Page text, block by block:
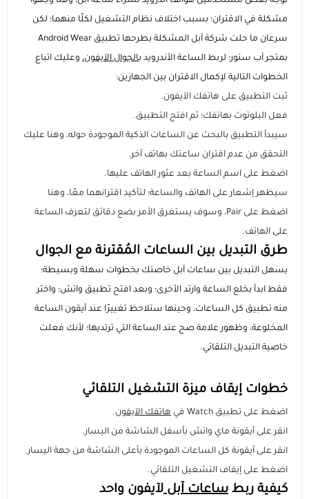
مشكلة في الاقتران؛ بسبب اختلاف نظام التشغيل لكلًا منهما؛ لكن
سرعان ما حلت شركة آبل المشكلة بطرحها تطبيق Android Wear
بمتجر آب ستور؛ لربط الساعة الأندرويدبالجوال الآيفون،وعليك اتباع
الخطوات التالية لإكمال الاقتران بين الجهازين:
ثبت التطبيق على هاتفك الآيفون.
فعل البلوتوث بهاتفك؛ ثم افتح التطبيق.
سيبدأ التطبيق بالبحث عن الساعات الذكية الموجودة حوله، وهنا عليك
التحقق من عدم اقتران ساعتك بهاتف آخر.
اضغط على اسم الساعة بعد عثور الهاتف عليها.
سيظهر إشعار على الهاتف والساعة؛ لتأكيد اقترانهما معًا، وهنا
اضغط على Pair، وسوف يستغرق الأمر بضع دقائق لتعرف الساعة
على الهاتف.
طرق التبديل بين الساعات المُقترنة مع الجوال
يسهل التبديل بين ساعات آبل خاصتك بخطوات سهلة وبسيطة؛
فقط ابدأ بخلع الساعة وارتد الأخرى؛ وبعد افتح تطبيق واتش؛ واختر
منه تطبيق كل الساعات، وحينها ستلاحظ تغييرًا عند أيقون الساعة
المخلوعة، وظهور علامة صح عند الساعة التي ترتديها؛ لأنك فعلت
خاصية التبديل التلقائي.
خطوات إيقاف ميزة التشغيل التلقائي
اضغط على تطبيق Watch في هاتفك الآيفون.
انقر على أيقونة ماي واتش بأسفل الشاشة من اليسار.
انقر على أيقونة كل الساعات الموجودة بأعلى الشاشة من جهة اليسار.
اضغط على إيقاف التشغيل التلقائي.
كيفية ربط ساعات آبللآيفون واحد